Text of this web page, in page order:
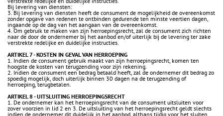
Bij levering van diensten:
3. Bij levering van diensten heeft de consument de mogelijkheid de overeenkomst
zonder opgave van redenen te ontbinden gedurende ten minste veertien dagen,
ingaande op de dag van het aangaan van de overeenkomst.
4. Om gebruik te maken van zijn herroepingsrecht, zal de consument zich richten
naar de door de ondernemer bij het aanbod en/of uiterlijk bij de levering ter zake
verstrekte redelijke en duidelijke instructies.
ARTIKEL 7 - KOSTEN IN GEVAL VAN HERROEPING
1. Indien de consument gebruik maakt van zijn herroepingsrecht, komen ten
hoogste de kosten van terugzending voor zijn rekening.
2. Indien de consument een bedrag betaald heeft, zal de ondernemer dit bedrag zo
spoedig mogelijk, doch uiterlijk binnen 30 dagen na de terugzending of
herroeping, terugbetalen.
ARTIKEL 8 - UITSLUITING HERROEPINGSRECHT
1. De ondernemer kan het herroepingsrecht van de consument uitsluiten voor
zover voorzien in lid 2 en 3. De uitsluiting van het herroepingsrecht geldt slechts
indien de ondernemer dit duidelijk in het aanbod, althans tijdig voor het sluiten